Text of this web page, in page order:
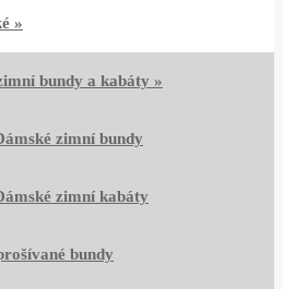
»
bundy a kabáty »
zimní bundy
zimní kabáty
bundy